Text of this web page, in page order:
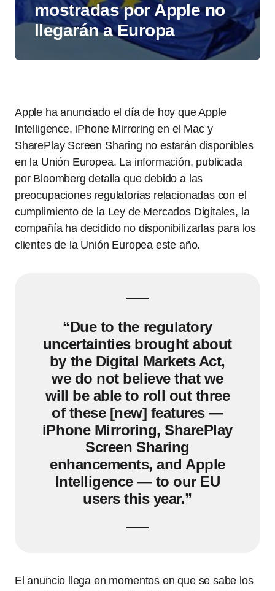
mostradas por Apple no
llegarán a Europa
Apple ha anunciado el día de hoy que Apple
Intelligence, iPhone Mirroring en el Mac y
SharePlay Screen Sharing no estarán disponibles
en la Unión Europea. La información, publicada
por Bloomberg detalla que debido a las
preocupaciones regulatorias relacionadas con el
cumplimiento de la Ley de Mercados Digitales, la
compañía ha decidido no disponibilizarlas para los
clientes de la Unión Europea este año.
“Due to the regulatory
uncertainties brought about
by the Digital Markets Act,
we do not believe that we
will be able to roll out three
of these [new] features —
iPhone Mirroring, SharePlay
Screen Sharing
enhancements, and Apple
Intelligence — to our EU
users this year.”
El anuncio llega en momentos en que se sabe los